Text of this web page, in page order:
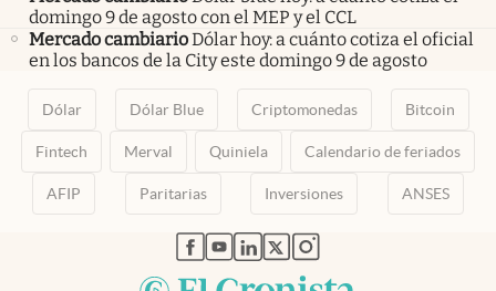
domingo 9 de agosto con el MEP y el CCL
Mercado cambiarioDólar hoy: a cuánto cotiza el oficial
en los bancos de la City este domingo 9 de agosto
Dólar Dólar Blue Criptomonedas Bitcoin
Fintech Merval Quiniela Calendario de feriados
AFIP Paritarias Inversiones ANSES
abre en nueva pestaña
abre en nueva pestaña
abre en nueva pestaña
abre en nueva pestaña
abre en nueva pestaña